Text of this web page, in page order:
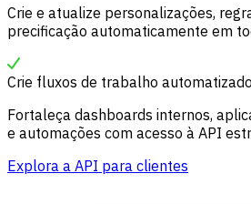
Crie e atualize personalizações,
precificação automaticamente em
Crie fluxos de trabalho
Fortaleça dashboards internos,
e automações com acesso à API
Explora a API para clientes